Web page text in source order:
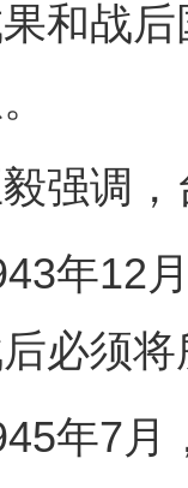
和战
调，
12月
后必须
7月，